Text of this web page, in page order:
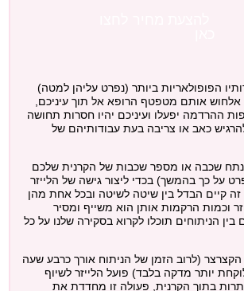
הפופולאריות ביותר (נפרט עליהן למטה)
אותם מטפטף הרופא אל תוך עיניכם,
ההרדמה יפעלו ועיניכם יהיו חסרות תחושה
כאב או צריבה בעת עבודותיהם של
שכבה או מספר שכבות של הקרנית שלכם
על כך בהמשך) בכדי ליצור גישה של הלייזר
קיים הבדל בין שיטה לשיטה ובכל אחת מהן
וכמות הרקמות אותן הוא משייף ומסיר
הניתוחים תוכלו לקרוא בסקירה שלנו על כל
(לרוב הזמן של הניתוח אורך כרבע שעה
יותר מדקה בלבד) פועל הלייזר לשיוף
בתוך הקרנית, פעולה זו מחדדת את